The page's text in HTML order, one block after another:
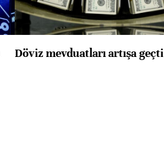
Döviz mevduatları artışa geçti